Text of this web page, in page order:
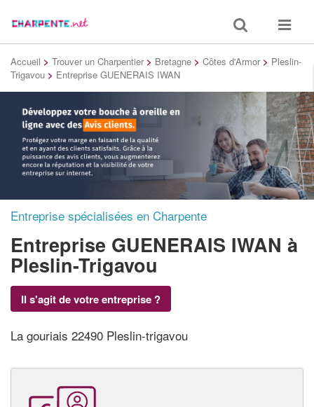
Toggle
search
Toggle
Accueil > Trouver un Charpentier > Bretagne > Côtes d'Armor > Pleslin-
Trigavou > Entreprise GUENERAIS IWAN
Entreprise spécialisées en Charpente
Entreprise GUENERAIS IWAN à
Pleslin-Trigavou
Il s'agit de votre entreprise ?
La gouriais 22490 Pleslin-trigavou